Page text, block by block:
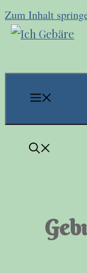
Zum Inhalt